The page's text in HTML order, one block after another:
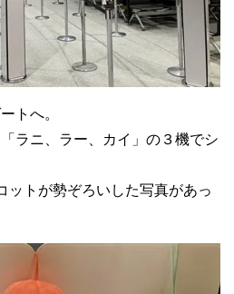
トへ。
ラニ、ラー、カイ」の３機でシ
ットが勢ぞろいした写真があっ